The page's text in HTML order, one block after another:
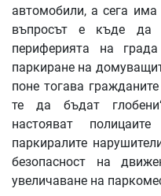
автомобили, а сега
въпросът е къде
периферията на
паркиране на
поне тогава
те да бъдат
настояват
паркиралите
безопасност на
увеличаване на